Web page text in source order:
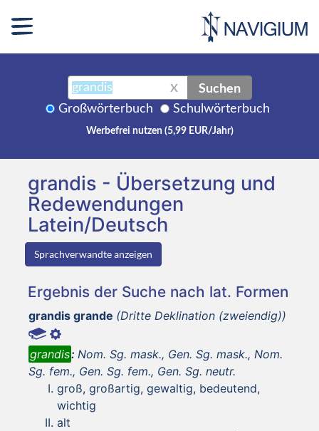
X Suchen
Großwörterbuch Schulwörterbuch
Werbefrei nutzen (5,99 EUR/Jahr)
grandis - Übersetzung und
Redewendungen
Latein/Deutsch
Sprachverwandte anzeigen
Ergebnis der Suche nach lat. Formen
grandis grande (Dritte Deklination (zweiendig))
grandis: Nom. Sg. mask., Gen. Sg. mask., Nom.
Sg. fem., Gen. Sg. fem., Gen. Sg. neutr.
groß, großartig, gewaltig, bedeutend,
wichtig
alt